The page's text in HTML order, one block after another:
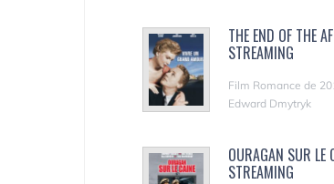
THE END OF THE
STREAMING
Film Romance de
Edward Dmytryk
OURAGAN SUR LE
STREAMING